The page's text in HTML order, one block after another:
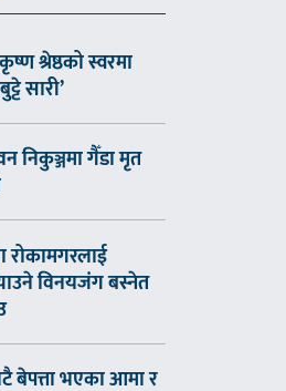
श्रेष्ठको स्वरमा
सारी’
निकुञ्जमा गैँडा मृत
रोकामगरलाई
विनयजंग बस्नेत
बेपत्ता भएका आमा र